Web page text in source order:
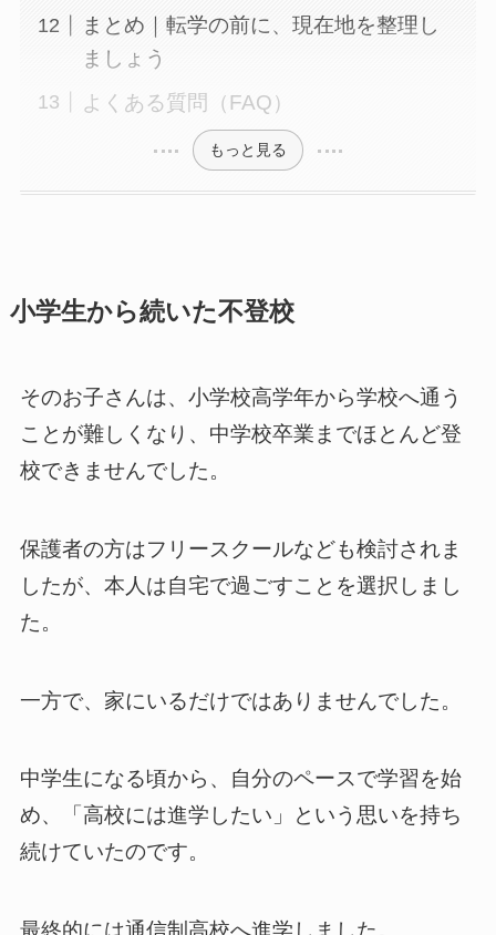
まとめ｜転学の前に、現在地を整理し
ましょう
よくある質問（FAQ）
もっと見る
小学生から続いた不登校
そのお子さんは、小学校高学年から学校へ通う
ことが難しくなり、中学校卒業までほとんど登
校できませんでした。
保護者の方はフリースクールなども検討されま
したが、本人は自宅で過ごすことを選択しまし
た。
一方で、家にいるだけではありませんでした。
中学生になる頃から、自分のペースで学習を始
め、「高校には進学したい」という思いを持ち
続けていたのです。
最終的には通信制高校へ進学しました。